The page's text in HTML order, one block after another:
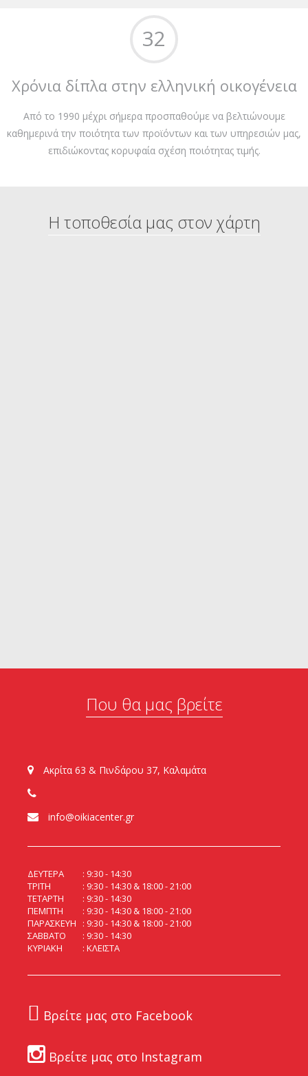
32
Χρόνια δίπλα στην ελληνική οικογένεια
Από το 1990 μέχρι σήμερα προσπαθούμε να βελτιώνουμε
καθημερινά την ποιότητα των προϊόντων και των υπηρεσιών μας,
επιδιώκοντας κορυφαία σχέση ποιότητας τιμής.
Η τοποθεσία μας στον χάρτη
Που θα μας βρείτε
Ακρίτα 63 & Πινδάρου 37, Καλαμάτα
info@oikiacenter.gr
ΔΕΥΤΕΡΑ
9:30 - 14:30
ΤΡΙΤΗ
9:30 - 14:30 & 18:00 - 21:00
ΤΕΤΑΡΤΗ
9:30 - 14:30
ΠΕΜΠΤΗ
9:30 - 14:30 & 18:00 - 21:00
ΠΑΡΑΣΚΕΥΗ
9:30 - 14:30 & 18:00 - 21:00
ΣΑΒΒΑΤΟ
9:30 - 14:30
ΚΥΡΙΑΚΗ
ΚΛΕΙΣΤΑ
Βρείτε μας στο Facebook
Βρείτε μας στο Instagram